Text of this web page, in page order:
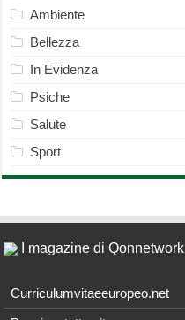
Ambiente
Bellezza
In Evidenza
Psiche
Salute
Sport
I magazine di Qonnetwork
Curriculumvitaeeuropeo.net